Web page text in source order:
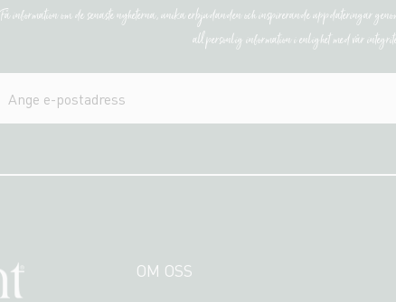
Få information om de senaste nyheterna, unika erbjudanden och inspirerande uppdateringar
all personlig information i enlighet med vår
OM OSS